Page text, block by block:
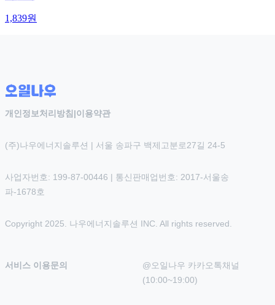
1,839원
개인정보처리방침 |이용약관
(주)나우에너지솔루션 | 서울 송파구 백제고분로27길 24-5
사업자번호: 199-87-00446 | 통신판매업번호: 2017-서울송
파-1678호
Copyright 2025. 나우에너지솔루션 INC. All rights reserved.
서비스 이용문의
@오일나우 카카오톡채널
(10:00~19:00)